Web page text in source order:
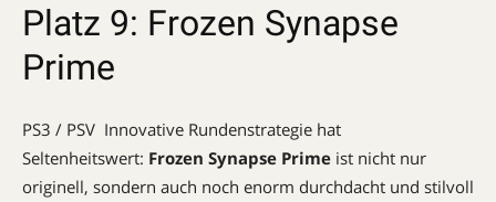
Platz 9: Frozen Synapse
Prime
PS3 / PSV  Innovative Rundenstrategie hat
Seltenheitswert: Frozen Synapse Prime ist nicht nur
originell, sondern auch noch enorm durchdacht und stilvoll